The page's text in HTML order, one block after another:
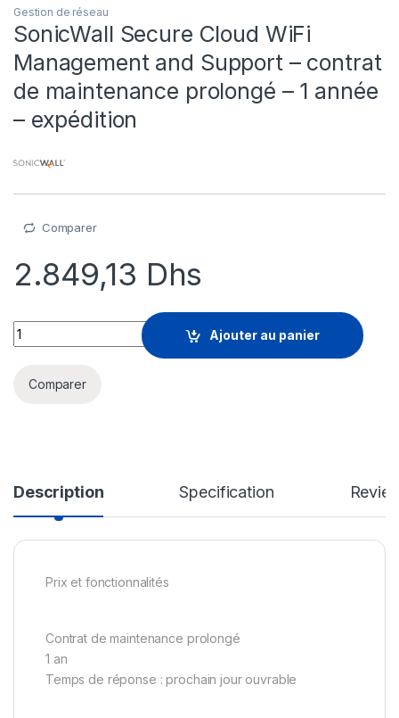
Gestion de réseau
SonicWall Secure Cloud WiFi
Management and Support – contrat
de maintenance prolongé – 1 année
– expédition
Comparer
2.849,13 Dhs
SonicWall Secure Cloud WiFi Management and Support -
Ajouter au panier
Comparer
Description Specification
Prix et fonctionnalités
Contrat de maintenance prolongé
1 an
Temps de réponse : prochain jour ouvrable